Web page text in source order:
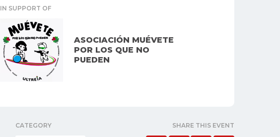
IN SUPPORT OF
ASOCIACIÓN MUÉVETE
POR LOS QUE NO
PUEDEN
CATEGORY SHARE THIS EVENT